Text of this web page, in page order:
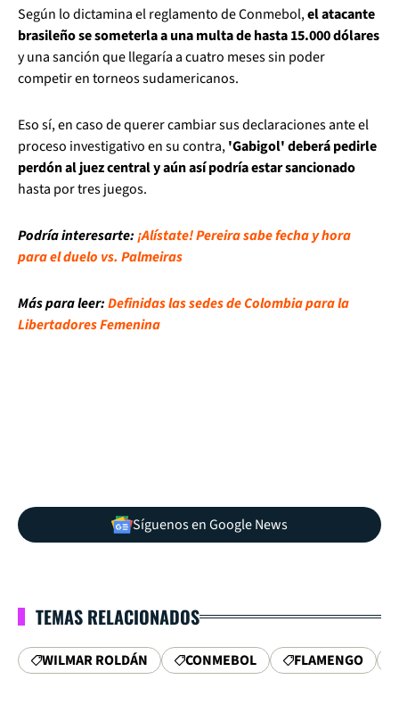
Según lo dictamina el reglamento de Conmebol,el atacante
brasileño se someterla a una multa de hasta 15.000 dólares
y una sanción que llegaría a cuatro meses sin poder
competir en torneos sudamericanos.
Eso sí, en caso de querer cambiar sus declaraciones ante el
proceso investigativo en su contra,'Gabigol' deberá pedirle
perdón al juez central y aún así podría estar sancionado
hasta por tres juegos.
Podría interesarte:¡Alístate! Pereira sabe fecha y hora
para el duelo vs. Palmeiras
Más para leer:Definidas las sedes de Colombia para la
Libertadores Femenina
Síguenos en Google News
TEMAS RELACIONADOS
WILMAR ROLDÁN CONMEBOL FLAMENGO